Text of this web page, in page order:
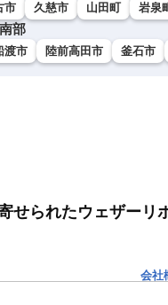
市 久慈市 山田町 岩泉
部
渡市 陸前高田市 釜石市
せられたウェザーリ
会社